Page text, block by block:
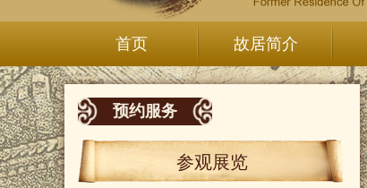
首页 故居简介
预约服务
参观展览